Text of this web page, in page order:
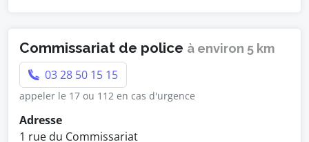
Commissariat de police à environ 5 km
03 28 50 15 15
appeler le 17 ou 112 en cas d'urgence
Adresse
1 rue du Commissariat